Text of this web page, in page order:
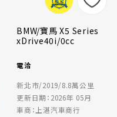
BMW/寶馬 X5 Series
xDrive40i/0cc
電洽
新北市/2019/8.8萬公里
更新日期：2026年 05月
車商：上湛汽車商行